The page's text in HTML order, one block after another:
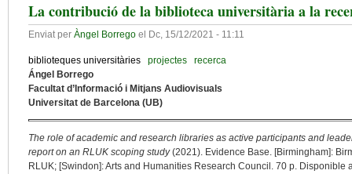
La contribució de la biblioteca universitària a la
Enviat per Àngel Borrego el Dc, 15/12/2021 - 11:11
biblioteques universitàries projectes
recerca
Ángel Borrego
Facultat d’Informació i Mitjans Audiovisuals
Universitat de Barcelona (UB)
The role of academic and research libraries as active participants and
report on an RLUK scoping study(2021). Evidence Base. [Birmingham]:
RLUK; [Swindon]: Arts and Humanities Research Council. 70 p. Disponible